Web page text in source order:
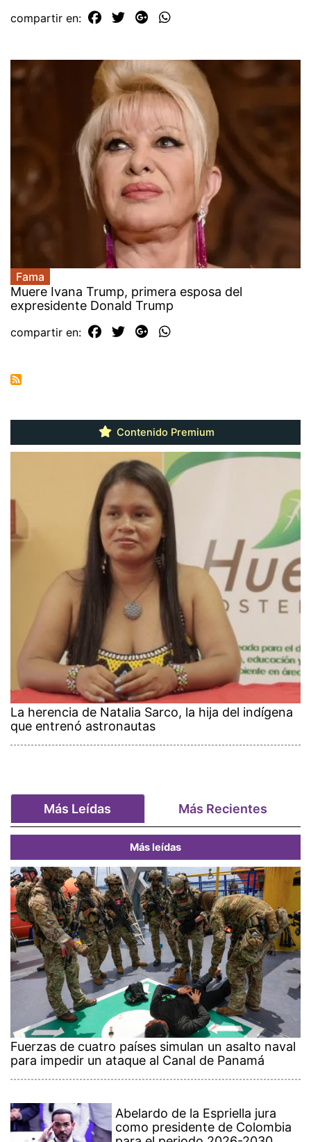
compartir en:
Fama
Muere Ivana Trump, primera esposa del
expresidente Donald Trump
compartir en:
Contenido Premium
La herencia de Natalia Sarco, la hija del indígena
que entrenó astronautas
Más Leídas Más Recientes
Más leídas
Fuerzas de cuatro países simulan un asalto naval
para impedir un ataque al Canal de Panamá
Abelardo de la Espriella jura
como presidente de Colombia